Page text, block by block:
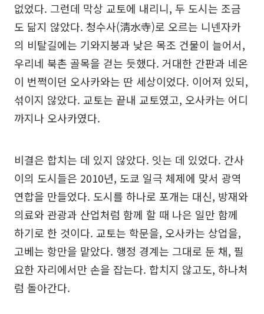
없었다. 그런데 막상 교토에 내리니, 두 도시는 조금
도 닮지 않았다. 청수사(淸水寺)로 오르는 니넨자카
의 비탈길에는 기와지붕과 낮은 목조 건물이 늘어서,
우리네 북촌 골목을 걷는 듯했다. 거대한 간판과 네온
이 번쩍이던 오사카와는 딴 세상이었다. 이어져 있되,
섞이지 않았다. 교토는 끝내 교토였고, 오사카는 어디
까지나 오사카였다.
비결은 합치는 데 있지 않았다. 잇는 데 있었다. 간사
이의 도시들은 2010년, 도쿄 일극 체제에 맞서 광역
연합을 만들었다. 도시를 하나로 포개는 대신, 방재와
의료와 관광과 산업처럼 함께 할 때 나은 일만 함께
하기로 한 것이다. 교토는 학문을, 오사카는 상업을,
고베는 항만을 맡았다. 행정 경계는 그대로 둔 채, 필
요한 자리에서만 손을 잡는다. 합치지 않고도, 하나처
럼 돌아간다.